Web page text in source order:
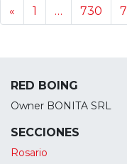
« 1 … 730
RED BOING
Owner BONITA SRL
SECCIONES
Rosario